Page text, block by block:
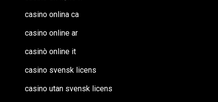
casino onlina ca
casino online ar
casinò online it
casino svensk licens
casino utan svensk licens